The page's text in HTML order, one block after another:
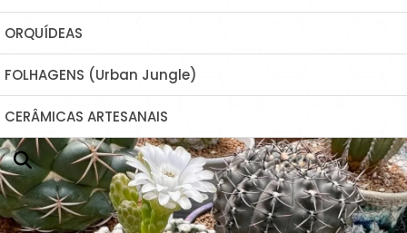
Echeverias
Hoyas (Flor De Cera) E Dischidias
Ascleps (huernias, Orbeas, Stapelias...)
Agavoides
Adromichus
ORQUÍDEAS
FOLHAGENS (Urban Jungle)
CERÂMICAS ARTESANAIS